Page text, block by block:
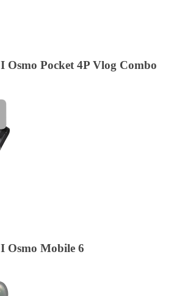
Osmo Pocket 4P Vlog Combo
Osmo Mobile 6